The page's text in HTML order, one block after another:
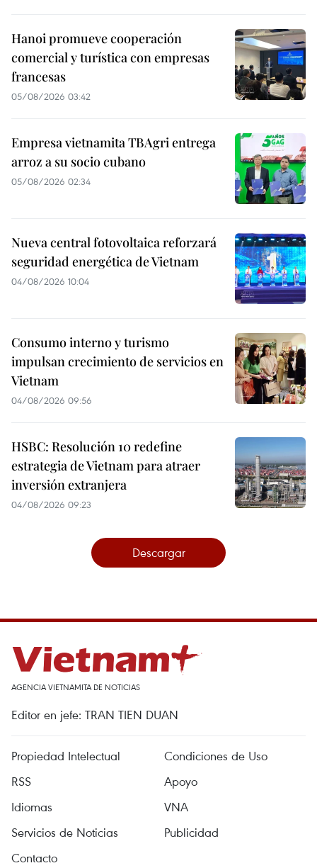
Hanoi promueve cooperación
comercial y turística con empresas
francesas
05/08/2026 03:42
Empresa vietnamita TBAgri entrega
arroz a su socio cubano
05/08/2026 02:34
Nueva central fotovoltaica reforzará
seguridad energética de Vietnam
04/08/2026 10:04
Consumo interno y turismo
impulsan crecimiento de servicios en
Vietnam
04/08/2026 09:56
HSBC: Resolución 10 redefine
estrategia de Vietnam para atraer
inversión extranjera
04/08/2026 09:23
Descargar
AGENCIA VIETNAMITA DE NOTICIAS
Editor en jefe: TRAN TIEN DUAN
Propiedad Intelectual
Condiciones de Uso
RSS
Apoyo
Idiomas
VNA
Servicios de Noticias
Publicidad
Contacto